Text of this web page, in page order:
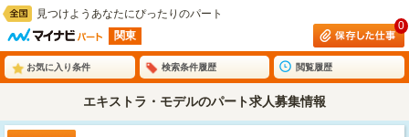
見つけようあなたにぴったりのパート
関東
0
お気に入り条件 検索条件履歴 閲覧履歴
エキストラ・モデルのパート求人募集情報